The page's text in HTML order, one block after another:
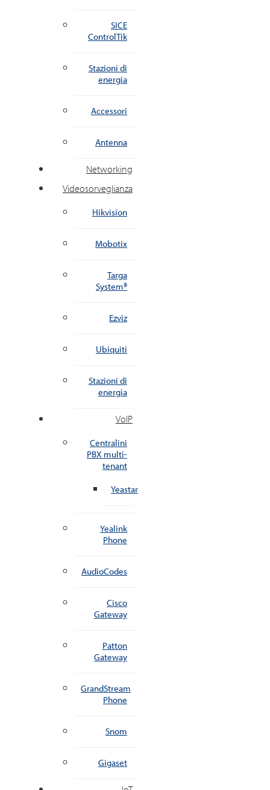
SICE
ControlTik
Stazioni di
energia
Accessori
Antenna
Networking
Videosorveglianza
Hikvision
Mobotix
Targa
System®
Ezviz
Ubiquiti
Stazioni di
energia
VoIP
Centralini
PBX multi-
tenant
Yeastar
Yealink
Phone
AudioCodes
Cisco
Gateway
Patton
Gateway
GrandStream
Phone
Snom
Gigaset